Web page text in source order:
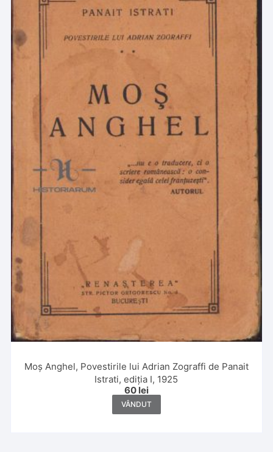
Moș Anghel, Povestirile lui Adrian Zograffi de Panait
Istrati, ediția I, 1925
60 lei
VÂNDUT